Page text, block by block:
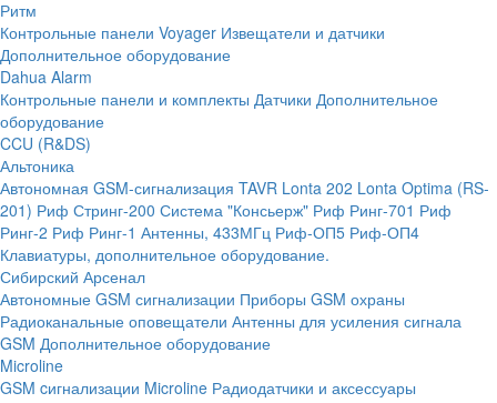
Ритм
Контрольные панели Voyager Извещатели и датчики
Дополнительное оборудование
Dahua Alarm
Контрольные панели и комплекты Датчики Дополнительное
оборудование
CCU (R&DS)
Альтоника
Автономная GSM-сигнализация TAVR Lonta 202 Lonta Optima (RS-
201) Риф Стринг-200 Система "Консьерж" Риф Ринг-701 Риф
Ринг-2 Риф Ринг-1 Антенны, 433МГц Риф-ОП5 Риф-ОП4
Клавиатуры, дополнительное оборудование.
Сибирский Арсенал
Автономные GSM сигнализации Приборы GSM охраны
Радиоканальные оповещатели Антенны для усиления сигнала
GSM Дополнительное оборудование
Microline
GSM cигнализации Microline Радиодатчики и аксессуары